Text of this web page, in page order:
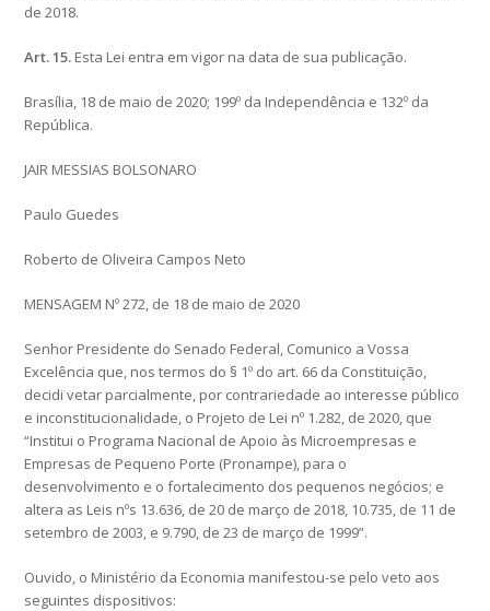
de 2018.
Art. 15. Esta Lei entra em vigor na data de sua publicação.
Brasília, 18 de maio de 2020; 199º da Independência e 132º da
República.
JAIR MESSIAS BOLSONARO
Paulo Guedes
Roberto de Oliveira Campos Neto
MENSAGEM Nº 272, de 18 de maio de 2020
Senhor Presidente do Senado Federal, Comunico a Vossa
Excelência que, nos termos do § 1º do art. 66 da Constituição,
decidi vetar parcialmente, por contrariedade ao interesse público
e inconstitucionalidade, o Projeto de Lei nº 1.282, de 2020, que
“Institui o Programa Nacional de Apoio às Microempresas e
Empresas de Pequeno Porte (Pronampe), para o
desenvolvimento e o fortalecimento dos pequenos negócios; e
altera as Leis nºs 13.636, de 20 de março de 2018, 10.735, de 11 de
setembro de 2003, e 9.790, de 23 de março de 1999”.
Ouvido, o Ministério da Economia manifestou-se pelo veto aos
seguintes dispositivos: